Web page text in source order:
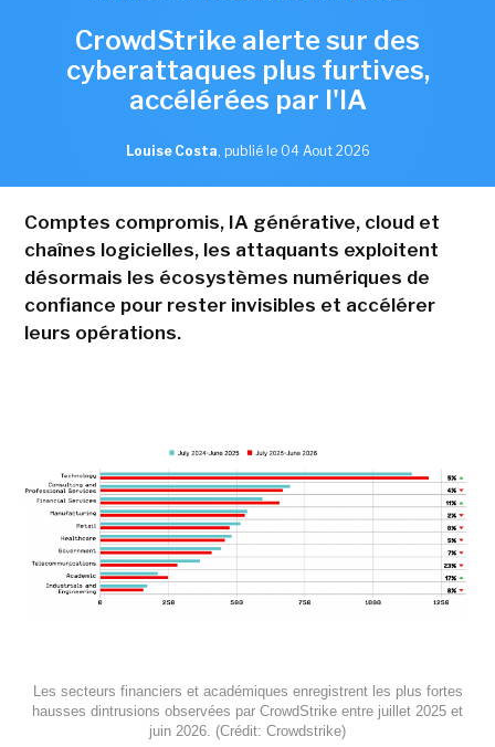
CrowdStrike alerte sur des
cyberattaques plus furtives,
accélérées par l'IA
Louise Costa, publié le 04 Aout 2026
Comptes compromis, IA générative, cloud et
chaînes logicielles, les attaquants exploitent
désormais les écosystèmes numériques de
confiance pour rester invisibles et accélérer
leurs opérations.
Les secteurs financiers et académiques enregistrent les plus fortes
hausses dintrusions observées par CrowdStrike entre juillet 2025 et
juin 2026. (Crédit: Crowdstrike)